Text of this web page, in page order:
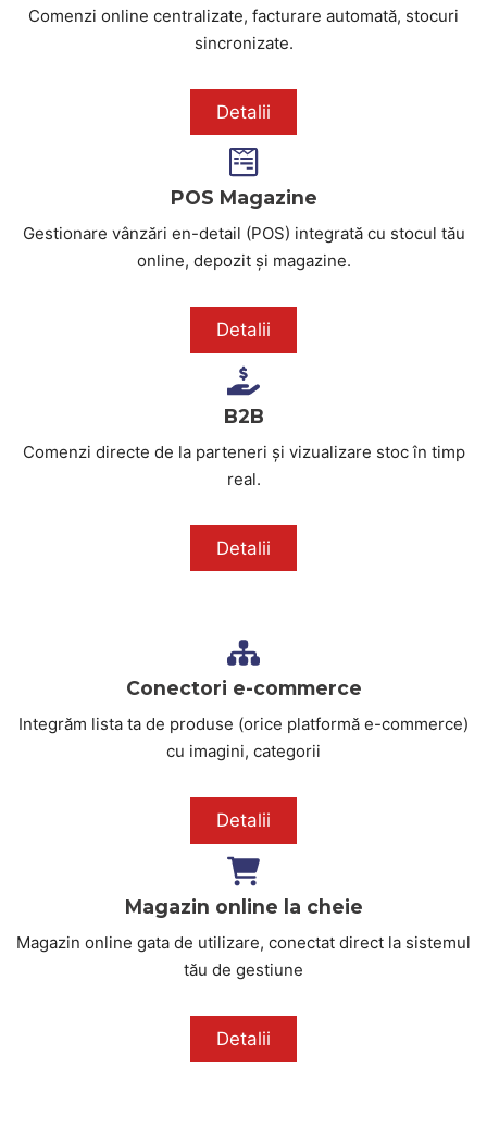
Comenzi online centralizate, facturare automată, stocuri
sincronizate.
Detalii
POS Magazine
Gestionare vânzări en-detail (POS) integrată cu stocul tău
online, depozit și magazine.
Detalii
B2B
Comenzi directe de la parteneri și vizualizare stoc în timp
real.
Detalii
Conectori e-commerce
Integrăm lista ta de produse (orice platformă e-commerce)
cu imagini, categorii
Detalii
Magazin online la cheie
Magazin online gata de utilizare, conectat direct la sistemul
tău de gestiune
Detalii